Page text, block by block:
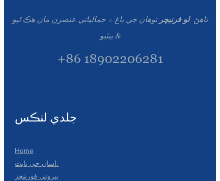
ٺاهڻ لو فرنيچرتوهان جي باغ ۾ جمالياتي عنصرن مان هڪ ٿيو
& پيٽيو
+86 18902206281
جلدي لنڪس
Home
اسان جي بابت.
بيروني فورينچر